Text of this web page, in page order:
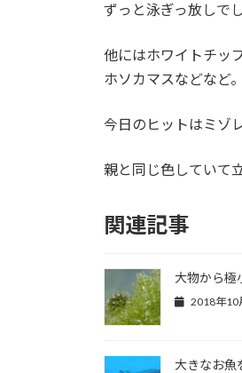
ずっと泳ぎっ放しで
他にはホワイトチッ
ホソカマスなどなど。
今日のヒットはミゾ
親と同じ色していて
関連記事
大物から極
2018年10
大きなお魚